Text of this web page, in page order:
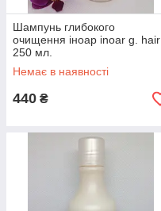
Шампунь глибокого
очищення іноар inoar g. hair
250 мл.
Немає в наявності
440 ₴